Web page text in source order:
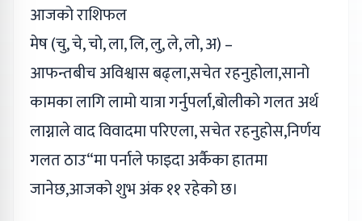
आजको राशिफल
मेष (चु, चे, चो, ला, लि, लु, ले, लो, अ) –
आफन्तबीच अविश्वास बढ्ला,सचेत रहनुहोला,सानो
कामका लागि लामो यात्रा गर्नुपर्ला,बोलीको गलत अर्थ
लाग्नाले वाद विवादमा परिएला, सचेत रहनुहोस,निर्णय
गलत ठाउ“मा पर्नाले फाइदा अर्कैका हातमा
जानेछ,आजको शुभ अंक ११ रहेको छ।